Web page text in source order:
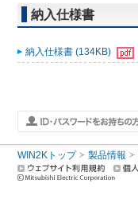
納入仕様書
納入仕様書 (134KB)
WIN2Kトップ 製品情報